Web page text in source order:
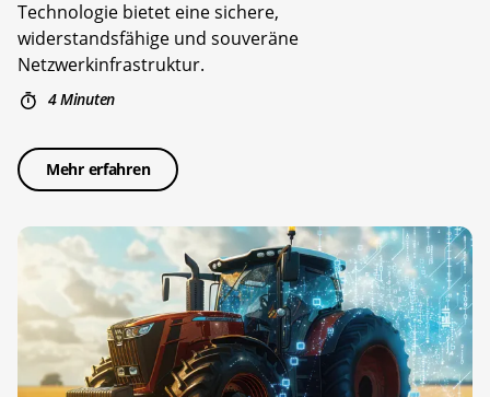
Technologie bietet eine sichere,
widerstandsfähige und souveräne
Netzwerkinfrastruktur.
4 Minuten
Mehr erfahren